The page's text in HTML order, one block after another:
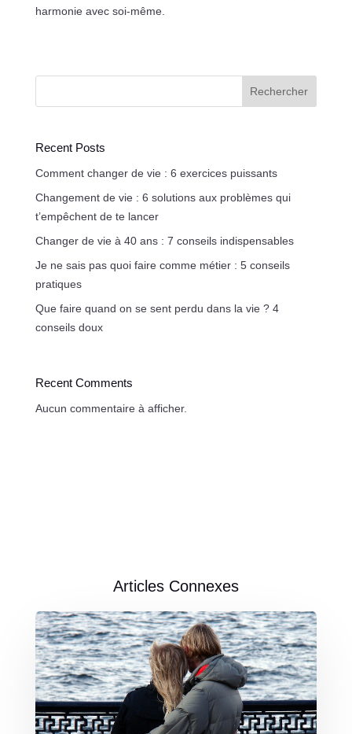
harmonie avec soi-même.
Rechercher
Recent Posts
Comment changer de vie : 6 exercices puissants
Changement de vie : 6 solutions aux problèmes qui
t’empêchent de te lancer
Changer de vie à 40 ans : 7 conseils indispensables
Je ne sais pas quoi faire comme métier : 5 conseils
pratiques
Que faire quand on se sent perdu dans la vie ? 4
conseils doux
Recent Comments
Aucun commentaire à afficher.
Articles Connexes